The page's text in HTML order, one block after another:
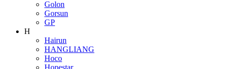
Golon
Gorsun
GP
H
Hairun
HANGLIANG
Hoco
Hopestar